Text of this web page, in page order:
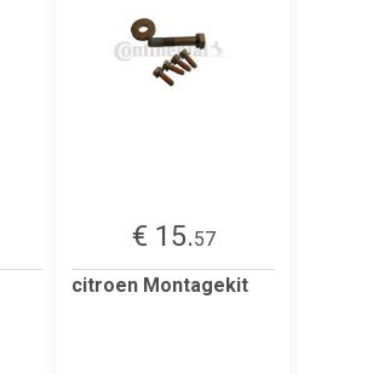
€ 15.57
citroen Montagekit